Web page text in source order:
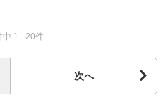
中 1 - 20件
次へ